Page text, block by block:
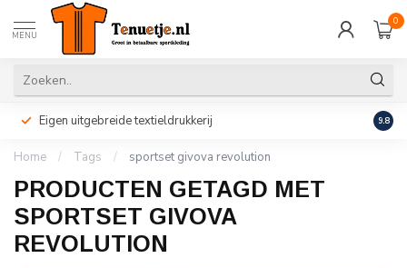
MENU
0
Eigen uitgebreide textieldrukkerij 9.8
Home / Tags / sportset givova revolution
PRODUCTEN GETAGD MET
SPORTSET GIVOVA
REVOLUTION